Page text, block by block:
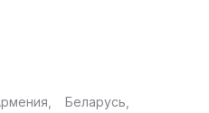
Беларусь